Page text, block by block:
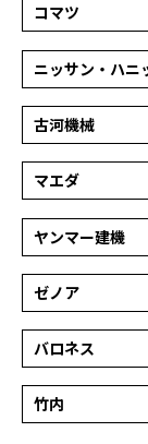
コマツ
ニッサン・ハニ
古河機械
マエダ
ヤンマー建機
ゼノア
バロネス
竹内